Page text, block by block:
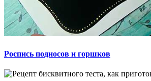
Роспись подносов и горшков